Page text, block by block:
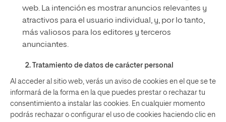
web. La intención es mostrar anuncios relevantes y
atractivos para el usuario individual, y, por lo tanto,
más valiosos para los editores y terceros
anunciantes.
2. Tratamiento de datos de carácter personal
Al acceder al sitio web, verás un aviso de cookies en el que se te
informará de la forma en la que puedes prestar o rechazar tu
consentimiento a instalar las cookies. En cualquier momento
podrás rechazar o configurar el uso de cookies haciendo clic en